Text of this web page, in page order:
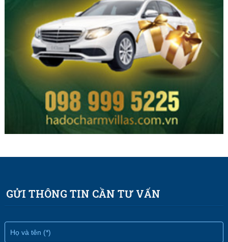
GỬI THÔNG TIN CẦN TƯ VẤN